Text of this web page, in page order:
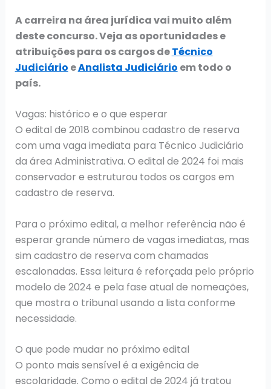
A carreira na área jurídica vai muito além
deste concurso. Veja as oportunidades e
atribuições para os cargos deTécnico
Judiciário eAnalista Judiciário em todo o
país.
Vagas: histórico e o que esperar
O edital de 2018 combinou cadastro de reserva
com uma vaga imediata para Técnico Judiciário
da área Administrativa. O edital de 2024 foi mais
conservador e estruturou todos os cargos em
cadastro de reserva.
Para o próximo edital, a melhor referência não é
esperar grande número de vagas imediatas, mas
sim cadastro de reserva com chamadas
escalonadas. Essa leitura é reforçada pelo próprio
modelo de 2024 e pela fase atual de nomeações,
que mostra o tribunal usando a lista conforme
necessidade.
O que pode mudar no próximo edital
O ponto mais sensível é a exigência de
escolaridade. Como o edital de 2024 já tratou